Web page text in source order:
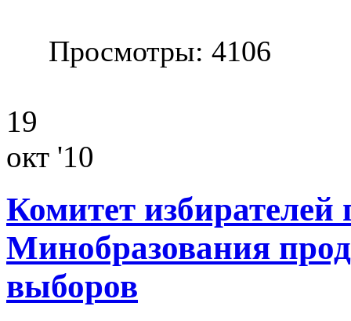
Просмотры: 4106
19
окт '10
Комитет избирателей
Минобразования
выборов